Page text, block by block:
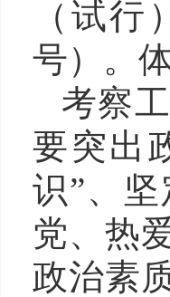
（试
号）。
考察
要突出
识”、
党、热
政治素